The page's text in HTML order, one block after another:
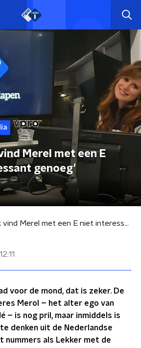
Merel met een E
genoeg'
Merol: 'Ik vind Merel met een E niet interessant genoeg'
12:11
voor de mond, dat is zeker. De
Merol – het alter ego van
– is nog pril, maar inmiddels is
denken uit de Nederlandse
nummers als Lekker met de